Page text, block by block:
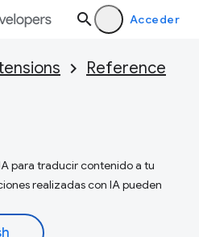
Acceder
Reference
para traducir contenido a tu
realizadas con IA pueden